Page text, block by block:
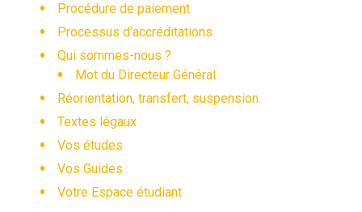
Procédure de paiement
Processus d’accréditations
Qui sommes-nous ?
Mot du Directeur Général
Réorientation, transfert, suspension.
Textes légaux
Vos études
Vos Guides
Votre Espace étudiant